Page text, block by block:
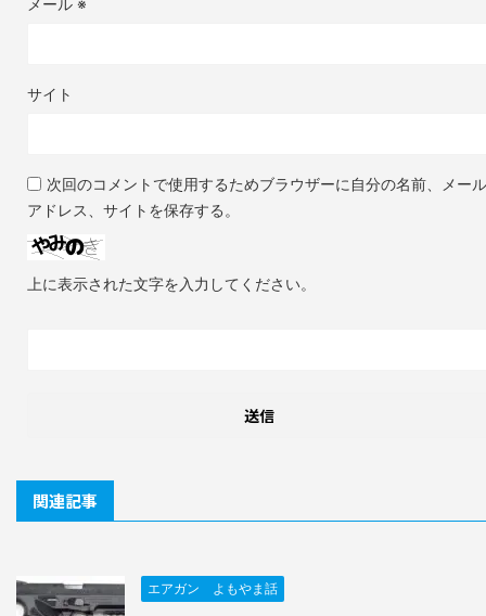
メール ※
サイト
次回のコメントで使用するためブラウザーに自分の名前、メール
アドレス、サイトを保存する。
上に表示された文字を入力してください。
関連記事
エアガン よもやま話